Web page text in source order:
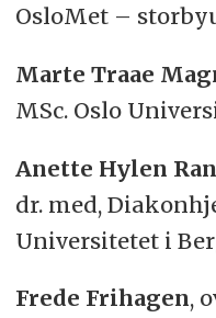
OsloMet –
Marte Traae
MSc. Oslo
Anette Hylen
dr. med,
Universitetet i
Frede Frihagen,